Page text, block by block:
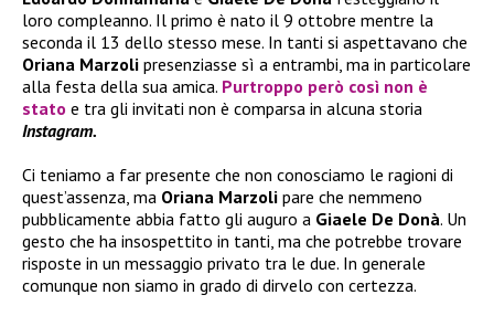
loro compleanno. Il primo è nato il 9 ottobre mentre la
seconda il 13 dello stesso mese. In tanti si aspettavano che
Oriana Marzoli presenziasse sì a entrambi, ma in particolare
alla festa della sua amica. Purtroppo però così non è
stato e tra gli invitati non è comparsa in alcuna storia
Instagram.
Ci teniamo a far presente che non conosciamo le ragioni di
quest’assenza, ma Oriana Marzoli pare che nemmeno
pubblicamente abbia fatto gli auguro a Giaele De Donà. Un
gesto che ha insospettito in tanti, ma che potrebbe trovare
risposte in un messaggio privato tra le due. In generale
comunque non siamo in grado di dirvelo con certezza.